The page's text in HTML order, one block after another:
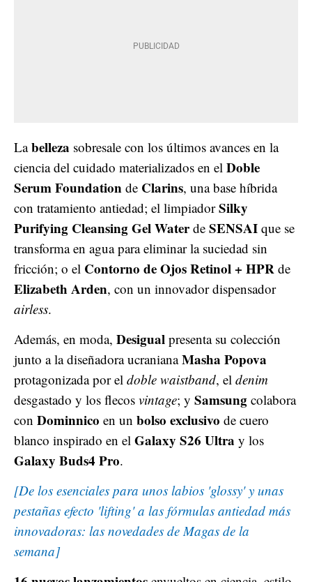
Labelleza sobresale con los últimos avances en la
ciencia del cuidado materializados en el Doble
Serum Foundation de Clarins, una base híbrida
con tratamiento antiedad; el limpiadorSilky
Purifying Cleansing Gel Waterde SENSAI que se
transforma en agua para eliminar la suciedad sin
fricción; o el Contorno de Ojos Retinol + HPR de
Elizabeth Arden, con un innovador dispensador
airless.
Además, en moda, Desigual presenta su colección
junto a la diseñadora ucranianaMasha Popova
protagonizada por el doble waistband, el denim
desgastado y los flecos vintage; y Samsung colabora
con Dominnico en un bolso exclusivo de cuero
blanco inspirado en el Galaxy S26 Ultra y los
Galaxy Buds4 Pro.
[De los esenciales para unos labios 'glossy' y unas
pestañas efecto 'lifting' a las fórmulas antiedad más
innovadoras: las novedades de Magas de la
semana]